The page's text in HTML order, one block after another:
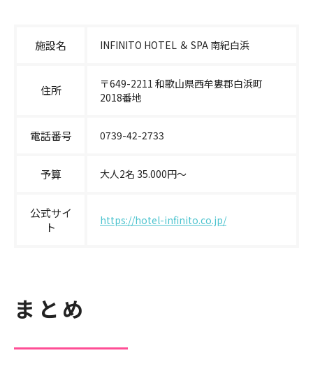
施設名 INFINITO HOTEL ＆ SPA 南紀白浜
住所
〒649-2211 和歌山県西牟婁郡白浜町
2018番地
電話番号 0739-42-2733
予算 大人2名 35.000円〜
公式サイ
ト
https://hotel-infinito.co.jp/
まとめ